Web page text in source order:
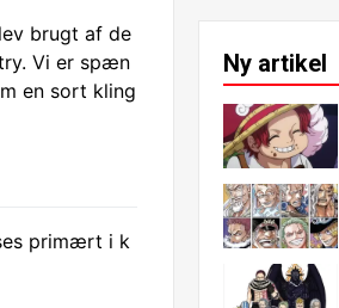
brugt af de
Vi er spæn
en sort kling
primært i k
Ny artikel